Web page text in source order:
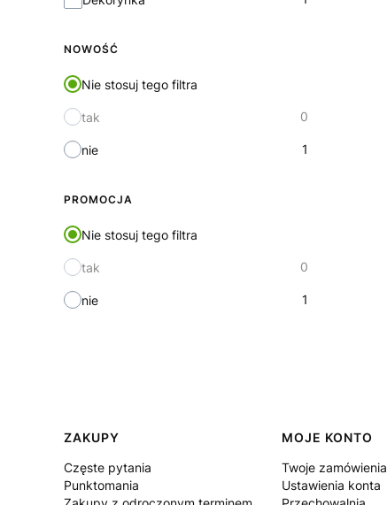
NOWOŚĆ
Nie stosuj tego filtra
tak 0
nie 1
PROMOCJA
Nie stosuj tego filtra
tak 0
nie 1
Linki w stopce
ZAKUPY
Częste pytania
Punktomania
MOJE KONTO
Twoje zamówienia
Ustawienia konta